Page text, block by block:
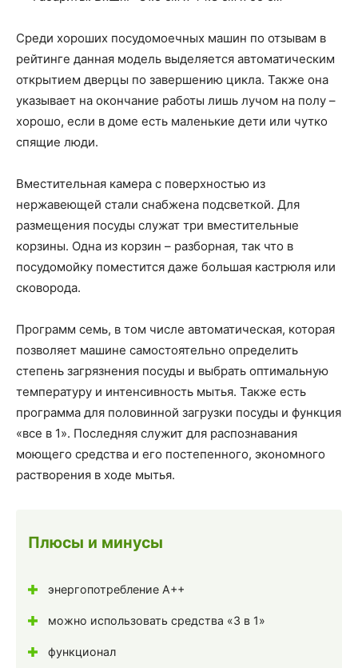
Среди хороших посудомоечных машин по отзывам в
рейтинге данная модель выделяется автоматическим
открытием дверцы по завершению цикла. Также она
указывает на окончание работы лишь лучом на полу –
хорошо, если в доме есть маленькие дети или чутко
спящие люди.
Вместительная камера с поверхностью из
нержавеющей стали снабжена подсветкой. Для
размещения посуды служат три вместительные
корзины. Одна из корзин – разборная, так что в
посудомойку поместится даже большая кастрюля или
сковорода.
Программ семь, в том числе автоматическая, которая
позволяет машине самостоятельно определить
степень загрязнения посуды и выбрать оптимальную
температуру и интенсивность мытья. Также есть
программа для половинной загрузки посуды и функция
«все в 1». Последняя служит для распознавания
моющего средства и его постепенного, экономного
растворения в ходе мытья.
Плюсы и минусы
энергопотребление А++
можно использовать средства «3 в 1»
функционал